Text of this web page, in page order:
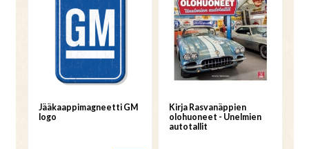
Jääkaappimagneetti GM
logo
Kirja Rasvanäppien
olohuoneet - Unelmien
autotallit